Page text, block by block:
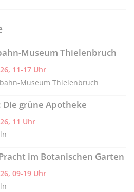
Museum Thielenbruch
11-17 Uhr
Museum Thielenbruch
Die grüne Apotheke
11 Uhr
im Botanischen Garten
09-19 Uhr